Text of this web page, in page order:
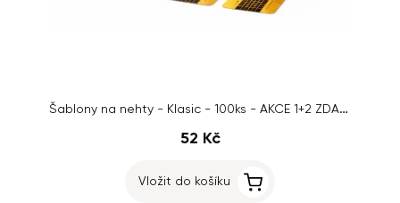
Šablony na nehty - Klasic - 100ks - AKCE 1+2 ZDARMA
52 Kč
Vložit do košíku